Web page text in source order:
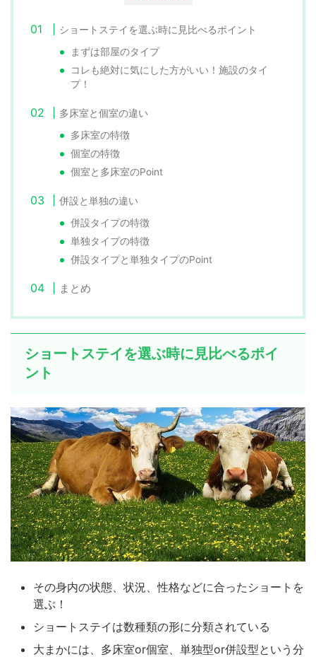
ショートステイを選ぶ時に見比べるポイント
まずは部屋のタイプ
コレも絶対に気にした方がいい！施設のタイ
プ！
多床室と個室の違い
多床室の特徴
個室の特徴
個室と多床室のPoint
併設と単独の違い
併設タイプの特徴
単独タイプの特徴
併設タイプと単独タイプのPoint
まとめ
ショートステイを選ぶ時に見比べるポイ
ント
その身内の状態、状況、性格などに合ったショートを
選ぶ！
ショートステイは数種類の形に分類されている
大まかには、多床室or個室、単独型or併設型という分